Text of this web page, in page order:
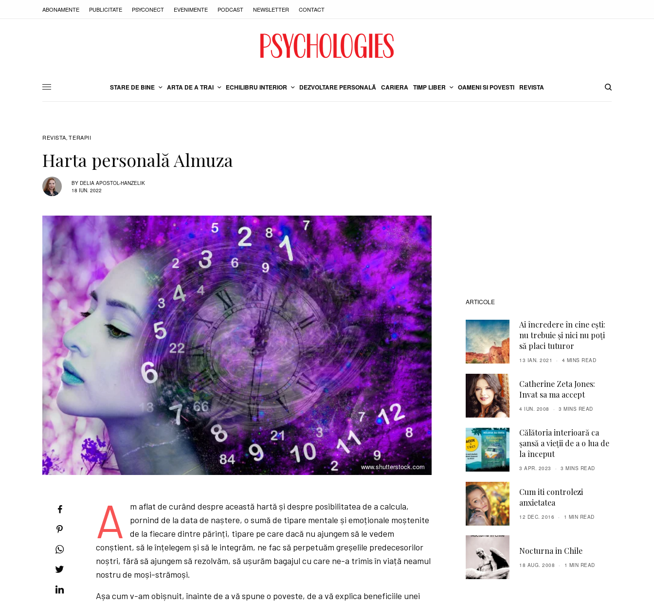
ABONAMENTE PUBLICITATE PSYCONECT EVENIMENTE PODCAST NEWSLETTER CONTACT
STARE DE BINE ARTA DE A TRAI ECHILIBRU INTERIOR DEZVOLTARE PERSONALĂ CARIERA TIMP LIBER OAMENI SI POVESTI REVISTA
REVISTA, TERAPII
Harta personală Almuza
BY DELIA APOSTOL-HANZELIK
18 IUN. 2022
www.shutterstock.com
A
m aflat de curând despre această hartă și despre posibilitatea de a calcula,
pornind de la data de naștere, o sumă de tipare mentale și emoționale moștenite
de la fiecare dintre părinți, tipare pe care dacă nu ajungem să le vedem
conștient, să le înțelegem și să le integrăm, ne fac să perpetuăm greșelile predecesorilor
noștri, fără să ajungem să rezolvăm, să ușurăm bagajul cu care ne-a trimis în viață neamul
nostru de moși-strămoși.
Așa cum v-am obișnuit, înainte de a vă spune o poveste, de a vă explica beneficiile unei
ARTICOLE
Ai încredere în cine ești:
nu trebuie și nici nu poți
să placi tuturor
13 IAN. 2021 4 MINS READ
Catherine Zeta Jones:
Invat sa ma accept
4 IUN. 2008 3 MINS READ
Călătoria interioară ca
șansă a vieții de a o lua de
la început
3 APR. 2023 3 MINS READ
Cum iti controlezi
anxietatea
12 DEC. 2016 1 MIN READ
Nocturna in Chile
18 AUG. 2008 1 MIN READ